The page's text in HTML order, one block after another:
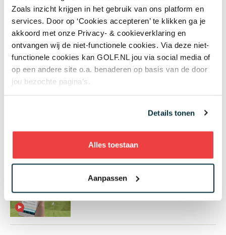
Zoals inzicht krijgen in het gebruik van ons platform en
services. Door op ‘Cookies accepteren’ te klikken ga je
akkoord met onze Privacy- & cookieverklaring en
ontvangen wij de niet-functionele cookies. Via deze niet-
functionele cookies kan GOLF.NL jou via social media of
op een andere site o.a. benaderen op basis van de door
jou bezochte pagina’s.
Details tonen
Alles toestaan
Aanpassen
gebruiken de mogelijkheden ook tijdens hun
lessen.” Maar de Goese Golf wordt geen ChiChi of
GolfLounge. Frommé: “Dat is een prima concept,
maar wij houden de horeca bijvoorbeeld in het
restaurant, en verplaatsen die alleen bij aparte
events naar de drivingrange.”
Eclectic: de ideale spelvorm voor
alle niveaus
Handige apps voor golfers